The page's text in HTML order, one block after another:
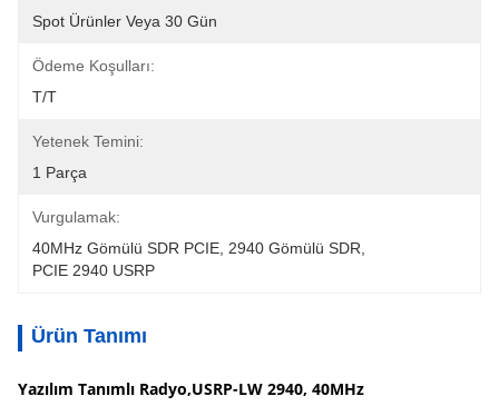
Spot Ürünler Veya 30 Gün
Ödeme Koşulları:
T/T
Yetenek Temini:
1 Parça
Vurgulamak:
40MHz Gömülü SDR PCIE 2940 Gömülü SDR
PCIE 2940 USRP
Ürün Tanımı
Yazılım Tanımlı Radyo,USRP-LW 2940, 40MHz